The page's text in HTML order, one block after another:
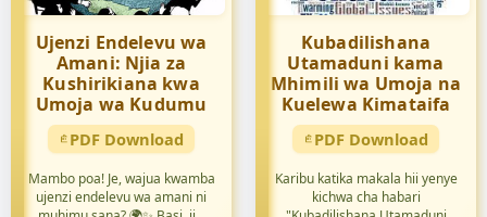
Ujenzi Endelevu wa
Amani: Njia za
Kushirikiana kwa
Umoja wa Kudumu
PDF Download
Mambo poa! Je, wajua kwamba
ujenzi endelevu wa amani ni
Kubadilishana
Utamaduni kama
Mhimili wa Umoja na
Kuelewa Kimataifa
PDF Download
Karibu katika makala hii yenye
kichwa cha habari